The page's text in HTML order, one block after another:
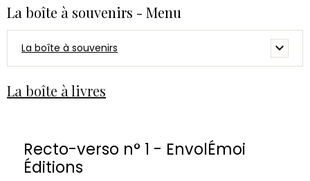
La boîte à souvenirs - Menu
La boîte à souvenirs
La boîte à livres
Recto-verso n° 1 - EnvolÉmoi
Éditions